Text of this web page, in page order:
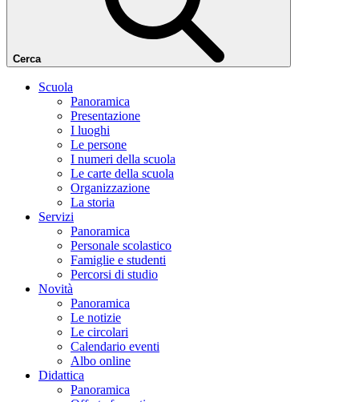
Cerca
Scuola
Panoramica
Presentazione
I luoghi
Le persone
I numeri della scuola
Le carte della scuola
Organizzazione
La storia
Servizi
Panoramica
Personale scolastico
Famiglie e studenti
Percorsi di studio
Novità
Panoramica
Le notizie
Le circolari
Calendario eventi
Albo online
Didattica
Panoramica